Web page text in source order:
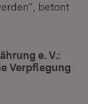
betont
e. V.:
Verpflegung